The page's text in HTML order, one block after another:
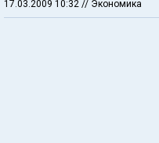
17.03.2009 10:32 // Экономика